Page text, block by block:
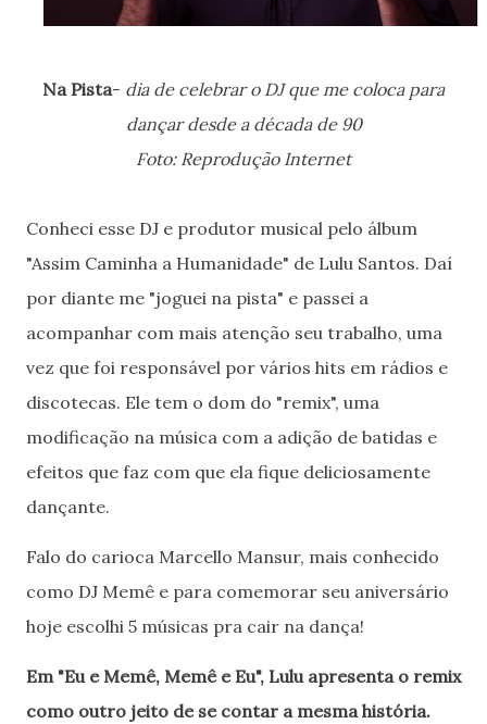
Na Pista- dia de celebrar o DJ que me coloca para
dançar desde a década de 90
Foto: Reprodução Internet
Conheci esse DJ e produtor musical pelo álbum
"Assim Caminha a Humanidade" de Lulu Santos. Daí
por diante me "joguei na pista" e passei a
acompanhar com mais atenção seu trabalho, uma
vez que foi responsável por vários hits em rádios e
discotecas. Ele tem o dom do "remix", uma
modificação na música com a adição de batidas e
efeitos que faz com que ela fique deliciosamente
dançante.
Falo do carioca Marcello Mansur, mais conhecido
como DJ Memê e para comemorar seu aniversário
hoje escolhi 5 músicas pra cair na dança!
Em "Eu e Memê, Memê e Eu", Lulu apresenta o remix
como outro jeito de se contar a mesma história.